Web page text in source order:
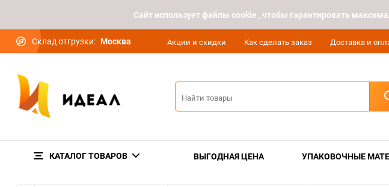
Cайт использует файлы cookie , чтобы гарантировать
Склад отгрузки: Москва Акции и скидки Как сделать заказ Доставка и
КАТАЛОГ ТОВАРОВ ВЫГОДНАЯ ЦЕНА УПАКОВОЧНЫЕ